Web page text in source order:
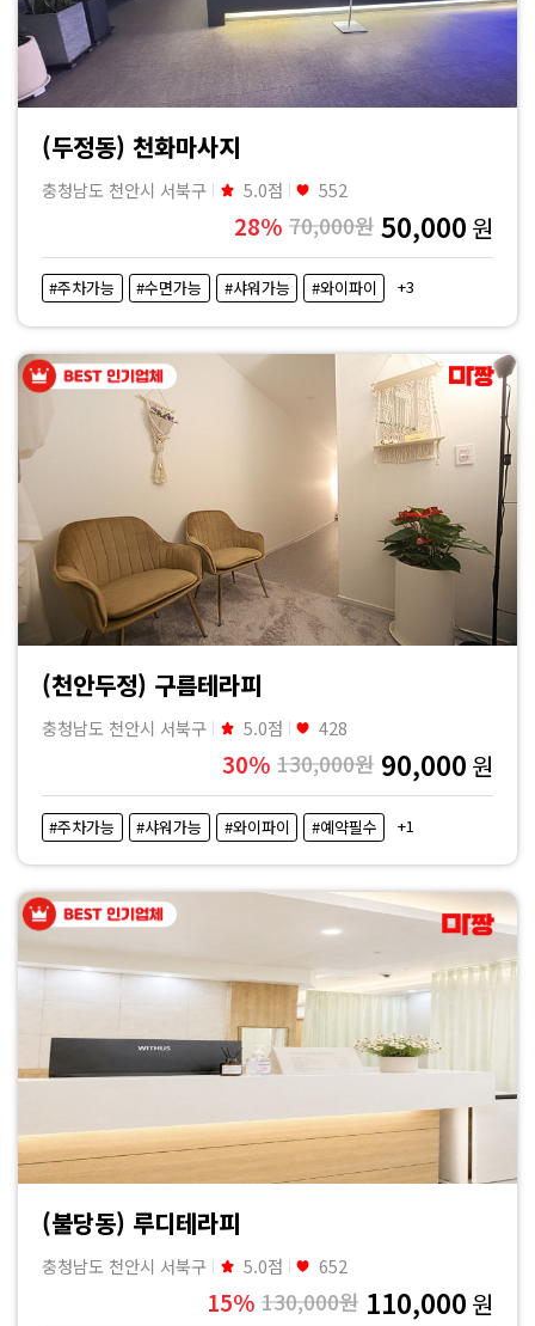
(두정동) 천화마사지
충청남도 천안시 서북구 5.0점 552
28% 70,000원 50,000 원
#주차가능 #수면가능 #샤워가능 #와이파이 +3
(천안두정) 구름테라피
충청남도 천안시 서북구 5.0점 428
30% 130,000원 90,000 원
#주차가능 #샤워가능 #와이파이 #예약필수 +1
(불당동) 루디테라피
충청남도 천안시 서북구 5.0점 652
15% 130,000원 110,000 원